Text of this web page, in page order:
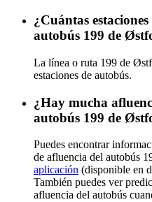
¿Cuántas
autobús 199 de
La línea o ruta 199 de
estaciones de autobús.
¿Hay mucha
autobús 199 de
Puedes encontrar
de afluencia del autobús
aplicación (disponible en
También puedes ver
afluencia del autobús